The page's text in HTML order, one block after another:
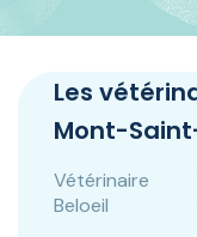
Panneau de gestion
Les
Mont-
Vétérinaire
Beloeil